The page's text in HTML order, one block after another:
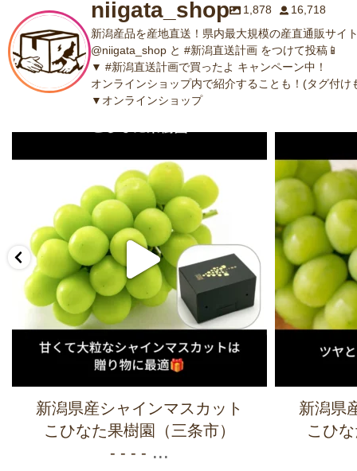
niigata_shop 1,878
16,718
新潟産品を産地直送！県内最大規模の産直通販サイ
@niigata_shop と #新潟直送計画 をつけて投稿📱
▼ #新潟直送計画で買ったよ キャンペーン中！
オンラインショップ内で紹介することも！(タグ付け
▼オンラインショップ
新潟県産シャインマスカット
こひなた果樹園（三条市）
- - - - ...
新潟県
こひ